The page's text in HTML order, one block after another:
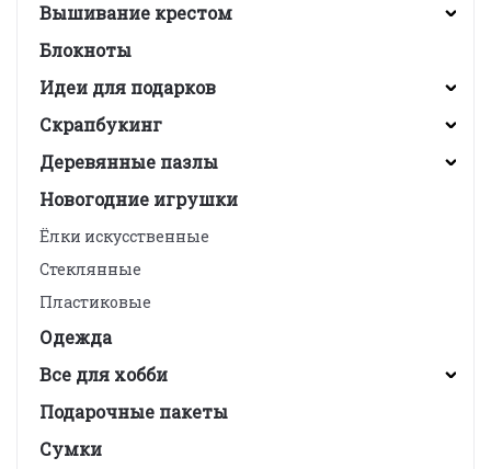
Вышивание крестом
Блокноты
Идеи для подарков
Скрапбукинг
Деревянные пазлы
Новогодние игрушки
Ёлки искусственные
Стеклянные
Пластиковые
Одежда
Все для хобби
Подарочные пакеты
Сумки